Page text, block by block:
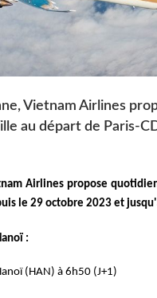
Vietnam Airlines
au départ de Paris-
Airlines propose
le 29 octobre 2023 et
:
(HAN) à 6h50 (J+1)